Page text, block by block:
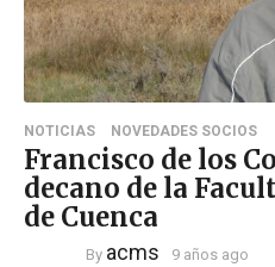
NOTICIAS NOVEDADES SOCIOS
Francisco de los
decano de la
de Cuenca
By acms 9 años ago